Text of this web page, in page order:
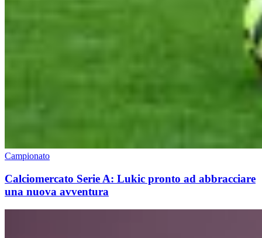
Campionato
Calciomercato Serie A: Lukic pronto ad abbracciare
una nuova avventura